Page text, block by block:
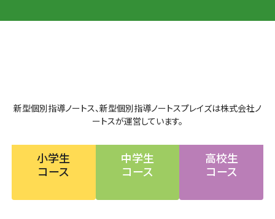
新型個別指導ノートス、新型個別指導ノートスプレイズは株式会社ノ
ートスが運営しています。
小学生
コース
中学生
コース
高校生
コース